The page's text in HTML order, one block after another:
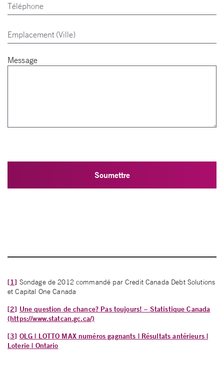
Message
[1] Sondage de 2012 commandé par Credit Canada Debt Solutions
et Capital One Canada
[2] Une question de chance? Pas toujours! – Statistique Canada
(https://www.statcan.gc.ca/)
[3] OLG | LOTTO MAX numéros gagnants | Résultats antérieurs |
Loterie | Ontario